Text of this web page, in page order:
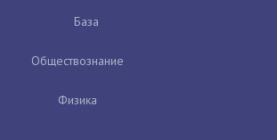
База
Обществознание
Физика